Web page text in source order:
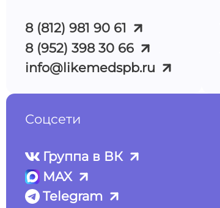
8 (812) 981 90 61
8 (952) 398 30 66
info@likemedspb.ru
Соцсети
Группа в ВК
MAX
Telegram